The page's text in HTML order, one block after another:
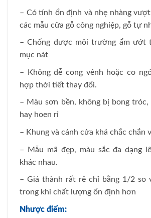
– Có tính ổn định và nhẹ nhàng
các mẫu cửa gỗ công nghiệp, gỗ tự
– Chống được môi trường ẩm ướt
mục nát
– Không dễ cong vênh hoặc co
hợp thời tiết thay đổi.
– Màu sơn bền, không bị bong
hay hoen rỉ
– Khung và cánh cửa khá chắc chắn
– Mẫu mã đẹp, màu sắc đa dạng
khác nhau.
– Giá thành rất rẻ chỉ bằng 1/2 so
trong khi chất lượng ổn định hơn
Nhược điểm: